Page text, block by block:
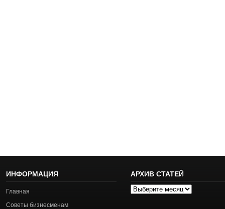
ИНФОРМАЦИЯ
Главная
Советы бизнесменам
АРХИВ СТАТЕЙ
Архив